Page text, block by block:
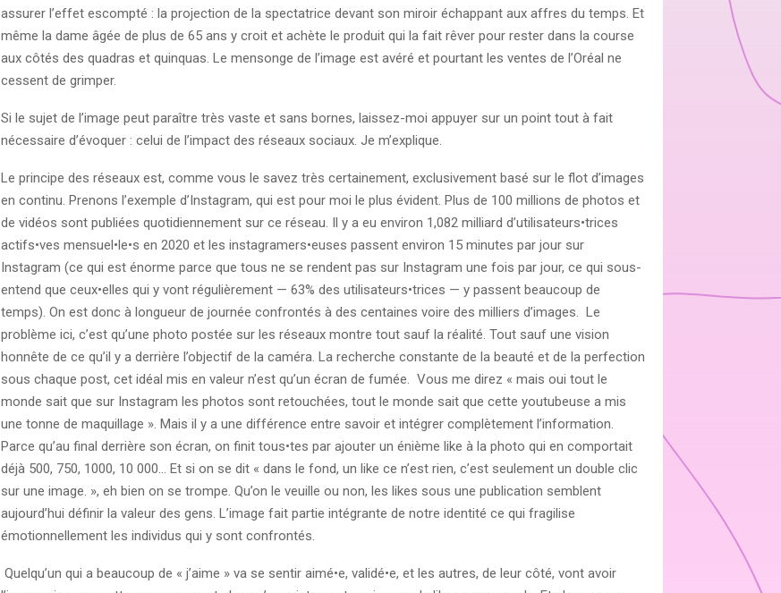
assurer l’effet escompté : la projection de la spectatrice devant son miroir échappant aux affres du temps. Et
même la dame âgée de plus de 65 ans y croit et achète le produit qui la fait rêver pour rester dans la course
aux côtés des quadras et quinquas. Le mensonge de l’image est avéré et pourtant les ventes de l’Oréal ne
cessent de grimper.
Si le sujet de l’image peut paraître très vaste et sans bornes, laissez-moi appuyer sur un point tout à fait
nécessaire d’évoquer : celui de l’impact des réseaux sociaux. Je m’explique.
Le principe des réseaux est, comme vous le savez très certainement, exclusivement basé sur le flot d’images
en continu. Prenons l’exemple d’Instagram, qui est pour moi le plus évident. Plus de 100 millions de photos et
de vidéos sont publiées quotidiennement sur ce réseau. Il y a eu environ 1,082 milliard d’utilisateurs•trices
actifs•ves mensuel•le•s en 2020 et les instagramers•euses passent environ 15 minutes par jour sur
Instagram (ce qui est énorme parce que tous ne se rendent pas sur Instagram une fois par jour, ce qui sous-
entend que ceux•elles qui y vont régulièrement — 63% des utilisateurs•trices — y passent beaucoup de
temps). On est donc à longueur de journée confrontés à des centaines voire des milliers d’images. Le
problème ici, c’est qu’une photo postée sur les réseaux montre tout sauf la réalité. Tout sauf une vision
honnête de ce qu’il y a derrière l’objectif de la caméra. La recherche constante de la beauté et de la perfection
sous chaque post, cet idéal mis en valeur n’est qu’un écran de fumée. Vous me direz « mais oui tout le
monde sait que sur Instagram les photos sont retouchées, tout le monde sait que cette youtubeuse a mis
une tonne de maquillage ». Mais il y a une différence entre savoir et intégrer complètement l’information.
Parce qu’au final derrière son écran, on finit tous•tes par ajouter un énième like à la photo qui en comportait
déjà 500, 750, 1000, 10 000… Et si on se dit « dans le fond, un like ce n’est rien, c’est seulement un double clic
sur une image. », eh bien on se trompe. Qu’on le veuille ou non, les likes sous une publication semblent
aujourd’hui définir la valeur des gens. L’image fait partie intégrante de notre identité ce qui fragilise
émotionnellement les individus qui y sont confrontés.
Quelqu’un qui a beaucoup de « j’aime » va se sentir aimé•e, validé•e, et les autres, de leur côté, vont avoir